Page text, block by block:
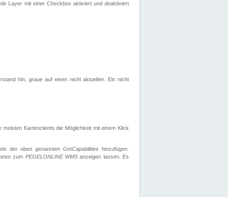
Layer mit einer Checkbox aktiviert und deaktiviert
hin, graue auf einen nicht aktuellen. Ein nicht
Kartenclients die Möglichkeit mit einem Klick
der oben genannten GetCapabilities hinzufügen.
zum PEGELONLINE WMSanzeigen lassen. Es